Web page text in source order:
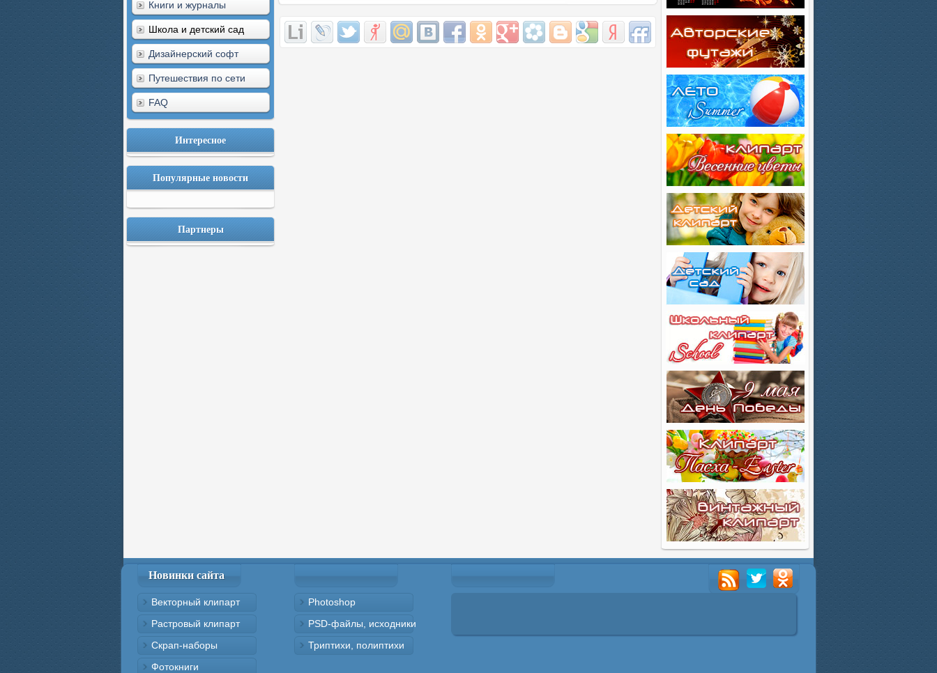
Книги и журналы
Школа и детский сад
Дизайнерский софт
Путешествия по сети
FAQ
Интересное
Популярные новости
Партнеры
Новинки сайта
Векторный клипарт
Растровый клипарт
Скрап-наборы
Фотокниги
Photoshop
PSD-файлы, исходники
Триптихи, полиптихи